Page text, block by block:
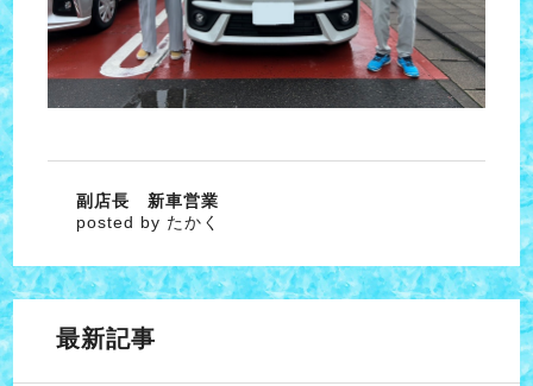
副店長 新車営業
posted by たかく
最新記事